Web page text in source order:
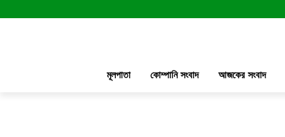
মূলপাতা কোম্পানি সংবাদ আজকের সংবাদ